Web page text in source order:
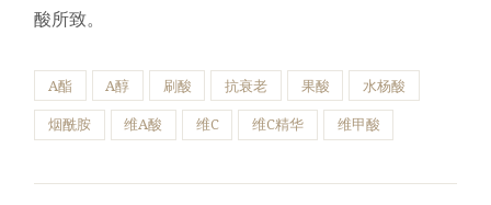
酸所致。
A酯 A醇 刷酸 抗衰老 果酸 水杨酸
烟酰胺 维A酸 维C 维C精华 维甲酸